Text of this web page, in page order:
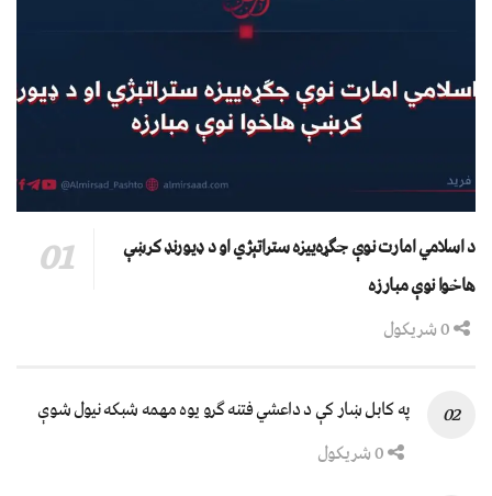
د اسلامي امارت نوې جګړه‌ییزه ستراتېژي او د ډیورنډ کرښې
هاخوا نوې مبارزه
په کابل ښار کې د داعشي فتنه ګرو يوه مهمه شبکه نيول شوې